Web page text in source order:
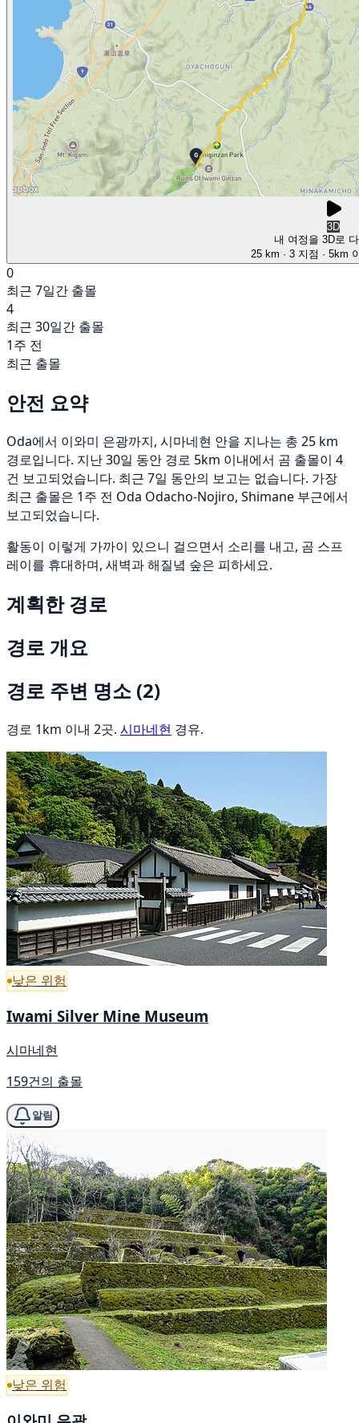
3D
내 여정을 3D로
25 km · 3 지점 · 5km
0
최근 7일간 출몰
4
최근 30일간 출몰
1주 전
최근 출몰
안전 요약
Oda에서 이와미 은광까지, 시마네현 안을 지나는 총 25 km
경로입니다. 지난 30일 동안 경로 5km 이내에서 곰 출몰이 4
건 보고되었습니다. 최근 7일 동안의 보고는 없습니다. 가장
최근 출몰은 1주 전 Oda Odacho-Nojiro, Shimane 부근에서
보고되었습니다.
활동이 이렇게 가까이 있으니 걸으면서 소리를 내고, 곰 스프
레이를 휴대하며, 새벽과 해질녘 숲은 피하세요.
계획한 경로
경로 개요
경로 주변 명소 (2)
경로 1km 이내 2곳. 시마네현 경유.
낮은 위험
Iwami Silver Mine Museum
시마네현
159건의 출몰
알림
낮은 위험